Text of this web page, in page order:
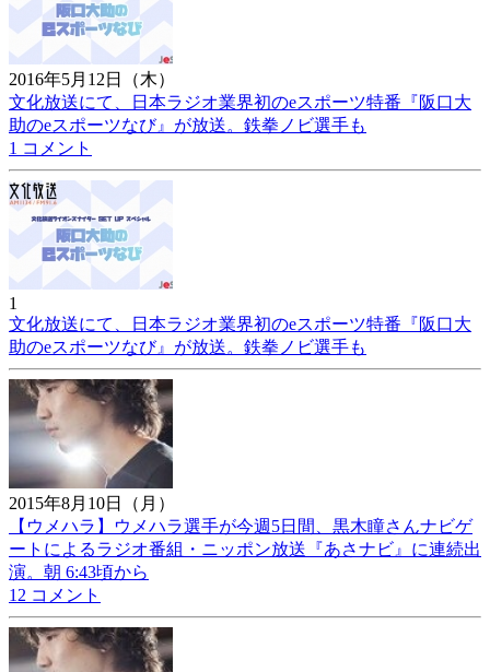
2016年5月12日（木）
文化放送にて、日本ラジオ業界初のeスポーツ特番『阪口大
助のeスポーツなび』が放送。鉄拳ノビ選手も
1 コメント
1
文化放送にて、日本ラジオ業界初のeスポーツ特番『阪口大
助のeスポーツなび』が放送。鉄拳ノビ選手も
2015年8月10日（月）
【ウメハラ】ウメハラ選手が今週5日間、黒木瞳さんナビゲ
ートによるラジオ番組・ニッポン放送『あさナビ』に連続出
演。朝 6:43頃から
12 コメント